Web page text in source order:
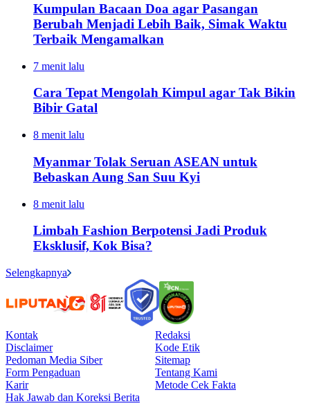
Kumpulan Bacaan Doa agar Pasangan
Berubah Menjadi Lebih Baik, Simak Waktu
Terbaik Mengamalkan
7 menit lalu
Cara Tepat Mengolah Kimpul agar Tak Bikin
Bibir Gatal
8 menit lalu
Myanmar Tolak Seruan ASEAN untuk
Bebaskan Aung San Suu Kyi
8 menit lalu
Limbah Fashion Berpotensi Jadi Produk
Eksklusif, Kok Bisa?
Selengkapnya
Kontak
Redaksi
Disclaimer
Kode Etik
Pedoman Media Siber
Sitemap
Form Pengaduan
Tentang Kami
Karir
Metode Cek Fakta
Hak Jawab dan Koreksi Berita